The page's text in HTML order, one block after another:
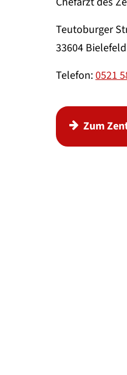
Teutoburger
33604 Bielefeld
Telefon:0521
Zum